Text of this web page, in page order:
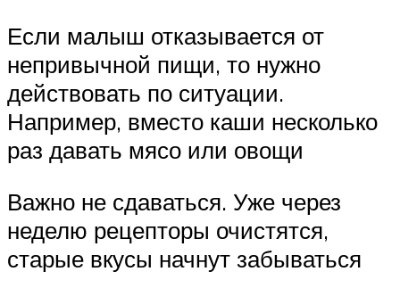
Если малыш отказывается от
непривычной пищи, то нужно
действовать по ситуации.
Например, вместо каши несколько
раз давать мясо или овощи
Важно не сдаваться. Уже через
неделю рецепторы очистятся,
старые вкусы начнут забываться